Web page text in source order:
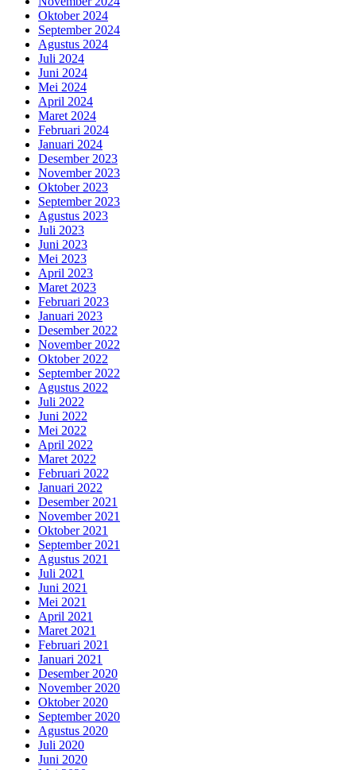
Oktober 2024
September 2024
Agustus 2024
Juli 2024
Juni 2024
Mei 2024
April 2024
Maret 2024
Februari 2024
Januari 2024
Desember 2023
November 2023
Oktober 2023
September 2023
Agustus 2023
Juli 2023
Juni 2023
Mei 2023
April 2023
Maret 2023
Februari 2023
Januari 2023
Desember 2022
November 2022
Oktober 2022
September 2022
Agustus 2022
Juli 2022
Juni 2022
Mei 2022
April 2022
Maret 2022
Februari 2022
Januari 2022
Desember 2021
November 2021
Oktober 2021
September 2021
Agustus 2021
Juli 2021
Juni 2021
Mei 2021
April 2021
Maret 2021
Februari 2021
Januari 2021
Desember 2020
November 2020
Oktober 2020
September 2020
Agustus 2020
Juli 2020
Juni 2020